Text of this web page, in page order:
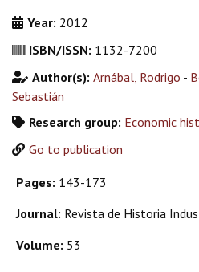
Year: 2012
ISBN/ISSN: 1132-7200
Author(s): Arnábal, Rodrigo -
Sebastián
Research group: Economic
Go to publication
Pages: 143-173
Journal: Revista de Historia
Volume: 53